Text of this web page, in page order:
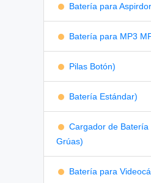
Batería para
Batería para MP3
Pilas Botón)
Batería Estándar)
Cargador de
Grúas)
Batería para